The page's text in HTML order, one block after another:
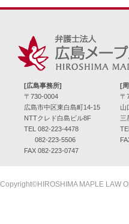
[広島事務所]
〒730-0004
広島市中区東白島町14-15
NTTクレド白島ビル8F
TEL 082-223-4478
082-223-5506
FAX 082-223-0747
[
〒
山
三
Copyright©HIROSHIMA MAPLE LAW